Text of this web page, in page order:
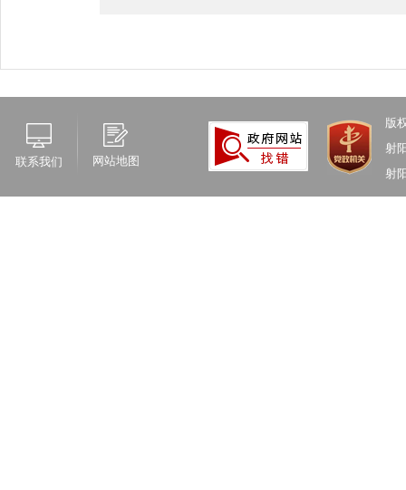
联系我们 网站地图
版
射
射